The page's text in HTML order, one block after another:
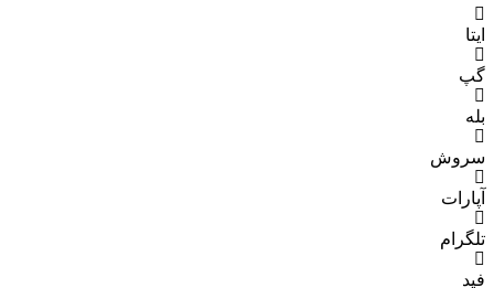
ایتا
گپ
بله
سروش
آپارات
تلگرام
فید